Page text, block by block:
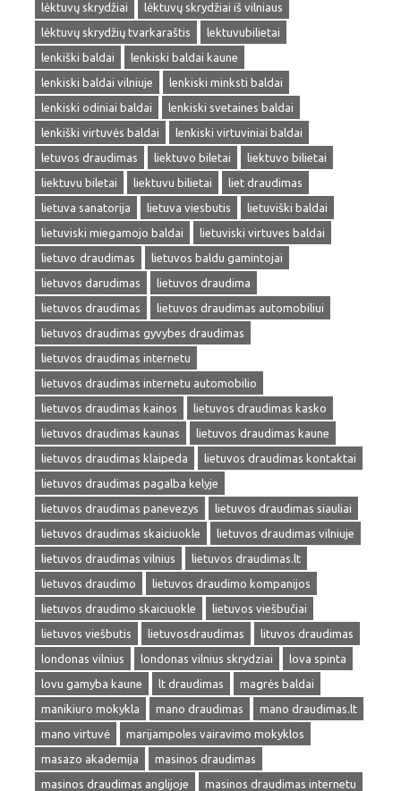
lėktuvų skrydžiai
lėktuvų skrydžiai iš vilniaus
lėktuvų skrydžių tvarkaraštis
lektuvubilietai
lenkiški baldai
lenkiski baldai kaune
lenkiski baldai vilniuje
lenkiski minksti baldai
lenkiski odiniai baldai
lenkiski svetaines baldai
lenkiški virtuvės baldai
lenkiski virtuviniai baldai
letuvos draudimas
liektuvo biletai
liektuvo bilietai
liektuvu biletai
liektuvu bilietai
liet draudimas
lietuva sanatorija
lietuva viesbutis
lietuviški baldai
lietuviski miegamojo baldai
lietuviski virtuves baldai
lietuvo draudimas
lietuvos baldu gamintojai
lietuvos darudimas
lietuvos draudima
lietuvos draudimas
lietuvos draudimas automobiliui
lietuvos draudimas gyvybes draudimas
lietuvos draudimas internetu
lietuvos draudimas internetu automobilio
lietuvos draudimas kainos
lietuvos draudimas kasko
lietuvos draudimas kaunas
lietuvos draudimas kaune
lietuvos draudimas klaipeda
lietuvos draudimas kontaktai
lietuvos draudimas pagalba kelyje
lietuvos draudimas panevezys
lietuvos draudimas siauliai
lietuvos draudimas skaiciuokle
lietuvos draudimas vilniuje
lietuvos draudimas vilnius
lietuvos draudimas.lt
lietuvos draudimo
lietuvos draudimo kompanijos
lietuvos draudimo skaiciuokle
lietuvos viešbučiai
lietuvos viešbutis
lietuvosdraudimas
lituvos draudimas
londonas vilnius
londonas vilnius skrydziai
lova spinta
lovu gamyba kaune
lt draudimas
magrės baldai
manikiuro mokykla
mano draudimas
mano draudimas.lt
mano virtuvė
marijampoles vairavimo mokyklos
masazo akademija
masinos draudimas
masinos draudimas anglijoje
masinos draudimas internetu